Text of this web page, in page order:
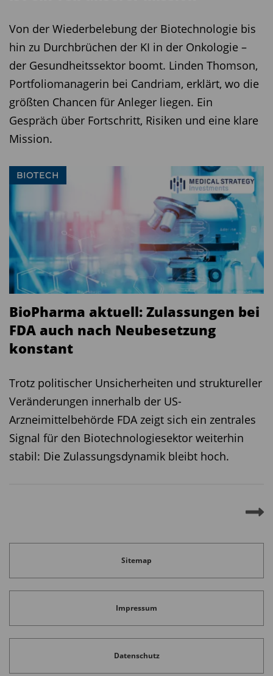
Von der Wiederbelebung der Biotechnologie bis
hin zu Durchbrüchen der KI in der Onkologie –
der Gesundheitssektor boomt. Linden Thomson,
Portfoliomanagerin bei Candriam, erklärt, wo die
größten Chancen für Anleger liegen. Ein
Gespräch über Fortschritt, Risiken und eine klare
Mission.
BIOTECH
BioPharma aktuell: Zulassungen bei
FDA auch nach Neubesetzung
konstant
Trotz politischer Unsicherheiten und struktureller
Veränderungen innerhalb der US-
Arzneimittelbehörde FDA zeigt sich ein zentrales
Signal für den Biotechnologiesektor weiterhin
stabil: Die Zulassungsdynamik bleibt hoch.
Sitemap
Impressum
Datenschutz